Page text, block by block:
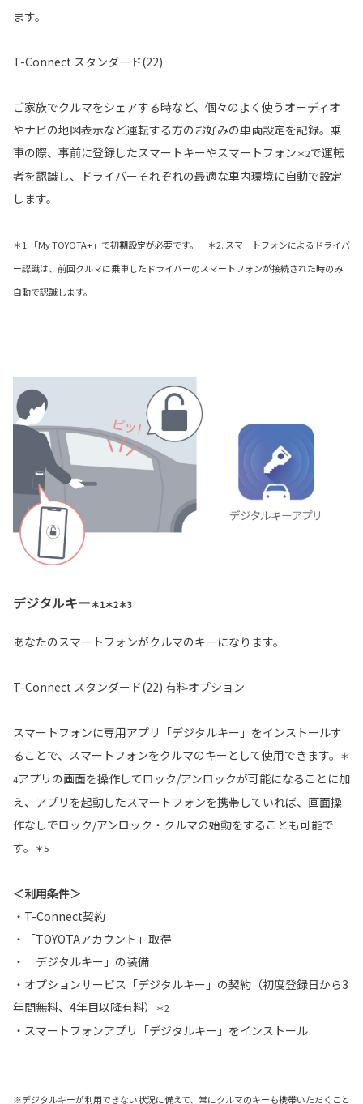
ます。
T-Connect スタンダード(22)
ご家族でクルマをシェアする時など、個々のよく使うオーディオ
やナビの地図表示など運転する方のお好みの車両設定を記録。乗
車の際、事前に登録したスマートキーやスマートフォン＊2で運転
者を認識し、ドライバーそれぞれの最適な車内環境に自動で設定
します。
＊1.「My TOYOTA+」で初期設定が必要です。 ＊2. スマートフォンによるドライバ
ー認識は、前回クルマに乗車したドライバーのスマートフォンが接続された時のみ
自動で認識します。
デジタルキー＊1＊2＊3
あなたのスマートフォンがクルマのキーになります。
T-Connect スタンダード(22) 有料オプション
スマートフォンに専用アプリ「デジタルキー」をインストールす
ることで、スマートフォンをクルマのキーとして使用できます。
＊
4アプリの画面を操作してロック/アンロックが可能になることに加
え、アプリを起動したスマートフォンを携帯していれば、画面操
作なしでロック/アンロック・クルマの始動をすることも可能で
す。
＊5
＜利用条件＞
・T-Connect契約
・「TOYOTAアカウント」取得
・「デジタルキー」の装備
・オプションサービス「デジタルキー」の契約（初度登録日から3
年間無料、4年目以降有料）
＊2
・スマートフォンアプリ「デジタルキー」をインストール
※デジタルキーが利用できない状況に備えて、常にクルマのキーも携帯いただくこと